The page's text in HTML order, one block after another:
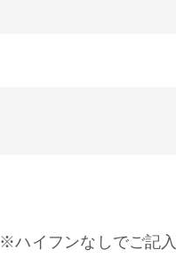
※ハイフンなしでご記